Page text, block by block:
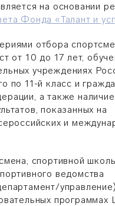
на основании
Фонда «Талант и
отбора
от 10 до 17 лет,
учреждениях
по 11-й класс и
а также
показанных на
и
спортивной
ведомства
программах